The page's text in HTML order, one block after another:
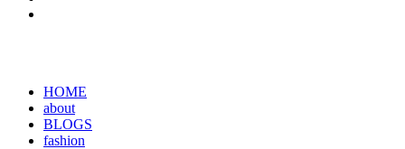
HOME
about
BLOGS
fashion